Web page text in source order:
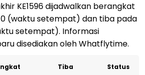
KE1596 dijadwalkan berangkat
(waktu setempat) dan tiba pada
setempat). Informasi
disediakan oleh Whatflytime.
Tiba Status